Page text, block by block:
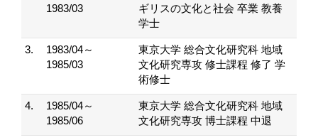
1983/03
ギリスの文化と社会 卒業 教養
学士
3.
1983/04～
1985/03
東京大学 総合文化研究科 地域
文化研究専攻 修士課程 修了 学
術修士
4.
1985/04～
1985/06
東京大学 総合文化研究科 地域
文化研究専攻 博士課程 中退